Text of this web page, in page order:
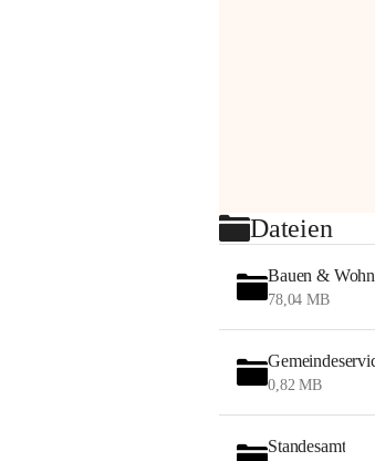
Dateien
Bauen &
78,04 MB
0,82 MB
Standesamt